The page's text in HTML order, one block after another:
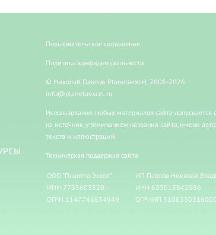
Пользовательское соглашение
Политика конфиденциальности
© Николай Павлов, Planetaexcel, 2006-2026
info@planetaexcel.ru
Использование любых материалов сайта допускается
на источник, упоминанием названия сайта, имени
текста и иллюстраций.
Техническая поддержка сайта
ООО "Планета Эксел"
ИНН 7735603520
ОГРН 1147746834949
ИП Павлов Николай
ИНН 633015842586
ОГРНИП